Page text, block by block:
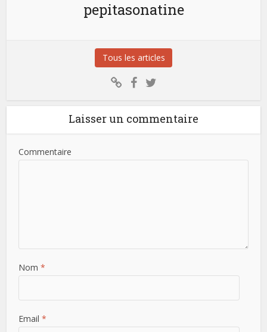
pepitasonatine
Tous les articles
Laisser un commentaire
Commentaire
Nom *
Email *